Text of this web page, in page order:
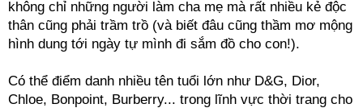
không chỉ những người làm cha mẹ mà rất nhiều kẻ độc
thân cũng phải trầm trồ (và biết đâu cũng thầm mơ mộng
hình dung tới ngày tự mình đi sắm đồ cho con!).
Có thể điểm danh nhiều tên tuổi lớn như D&G, Dior,
Chloe, Bonpoint, Burberry... trong lĩnh vực thời trang cho